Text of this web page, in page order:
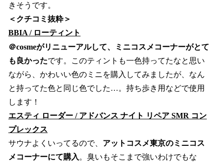
きそうです。
＜クチコミ抜粋＞
BBIA / ローティント
＠cosmeがリニューアルして、ミニコスメコーナーがとて
も良かったです。このティントも一色持ってたなと思い
ながら、かわいい色のミニを購入してみましたが、なん
と持ってた色と同じ色でした…。持ち歩き用などで使用
します！
エスティ ローダー / アドバンス ナイト リペア SMR コン
プレックス
サウナよくいってるので、 アットコスメ東京のミニコス
メコーナーにて購入 。臭いもそこまで強いわけでもな